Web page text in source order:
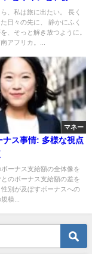
、私は旅に出たい。 長く
日々の先に、 静かにふく
、そっと解き放つように。
アフリカ。...
マネー
ナス事情: 多様な視点
ーナス支給額の全体像を
のボーナス支給額の差を
別が及ぼすボーナスへの
模...